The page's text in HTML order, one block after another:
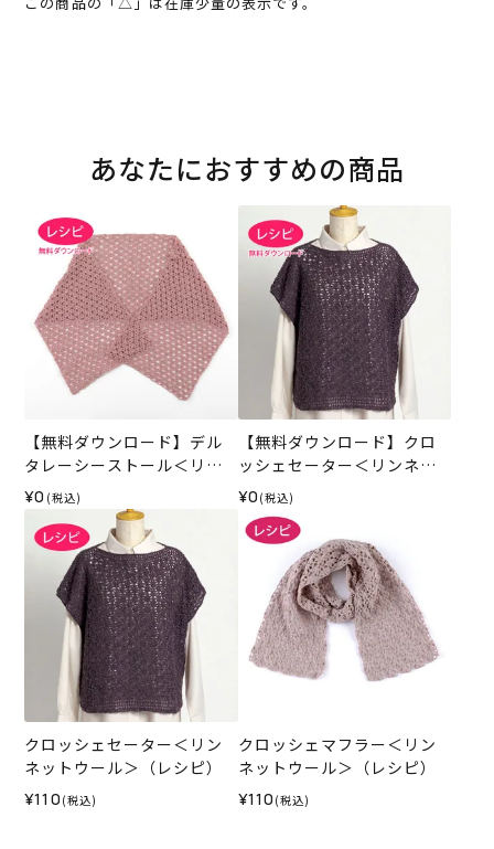
あなたにおすすめの商品
【無料ダウンロード】デル
タレーシーストール＜リン
ネットウール＞（レシピ）
¥0 (税込)
【無料ダウンロード】クロ
ッシェセーター＜リンネッ
トウール＞（レシピ）
¥0 (税込)
クロッシェセーター＜リン
ネットウール＞（レシピ）
¥110 (税込)
クロッシェマフラー＜リン
ネットウール＞（レシピ）
¥110 (税込)